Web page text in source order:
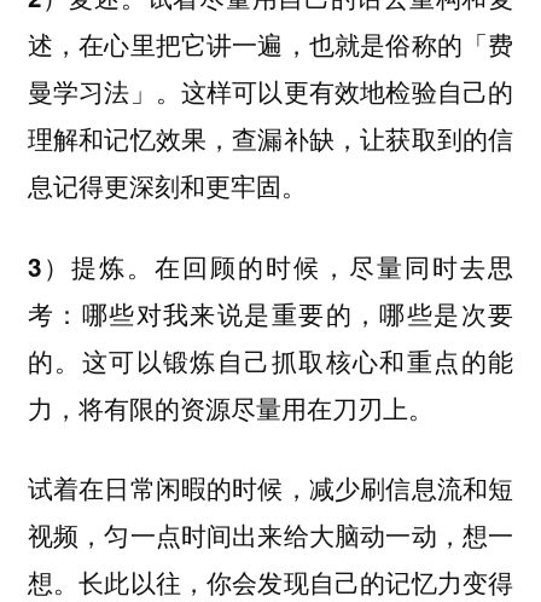
述，在心里把它讲一遍，也就是俗称的「费
曼学习法」。这样可以更有效地检验自己的
理解和记忆效果，查漏补缺，让获取到的信
息记得更深刻和更牢固。
3）提炼。 在回顾的时候，尽量同时去思
考：哪些对我来说是重要的，哪些是次要
的。这可以锻炼自己抓取核心和重点的能
力，将有限的资源尽量用在刀刃上。
试着在日常闲暇的时候，减少刷信息流和短
视频，匀一点时间出来给大脑动一动，想一
想。长此以往，你会发现自己的记忆力变得